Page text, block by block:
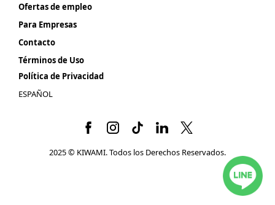
Ofertas de empleo
Para Empresas
Contacto
Términos de Uso
Política de Privacidad
ESPAÑOL
2025 © KIWAMI. Todos los Derechos Reservados.